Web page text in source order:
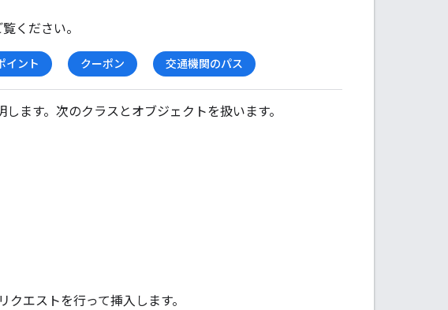
ください。
イント クーポン 交通機関のパス
ます。次のクラスとオブジェクトを扱います。
リクエストを行って挿入します。